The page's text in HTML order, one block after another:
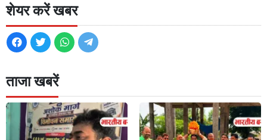
शेयर करें खबर
ताजा खबरें